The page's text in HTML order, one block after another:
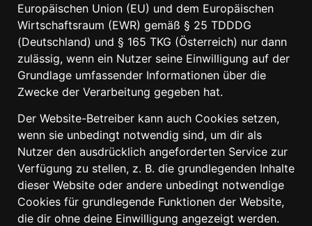
Europäischen Union (EU) und dem Europäischen
Wirtschaftsraum (EWR) gemäß § 25 TDDDG
(Deutschland) und § 165 TKG (Österreich) nur dann
zulässig, wenn ein Nutzer seine Einwilligung auf der
Grundlage umfassender Informationen über die
Zwecke der Verarbeitung gegeben hat.
Der Website-Betreiber kann auch Cookies setzen,
wenn sie unbedingt notwendig sind, um dir als
Nutzer den ausdrücklich angeforderten Service zur
Verfügung zu stellen, z. B. die grundlegenden Inhalte
dieser Website oder andere unbedingt notwendige
Cookies für grundlegende Funktionen der Website,
die dir ohne deine Einwilligung angezeigt werden.